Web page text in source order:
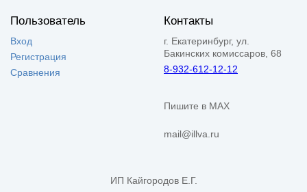
Пользователь
Вход
Регистрация
Сравнения
Контакты
г. Екатеринбург, ул.
Бакинских комиссаров, 68
8-932-612-12-12
Пишите в MAX
mail@illva.ru
ИП Кайгородов Е.Г.